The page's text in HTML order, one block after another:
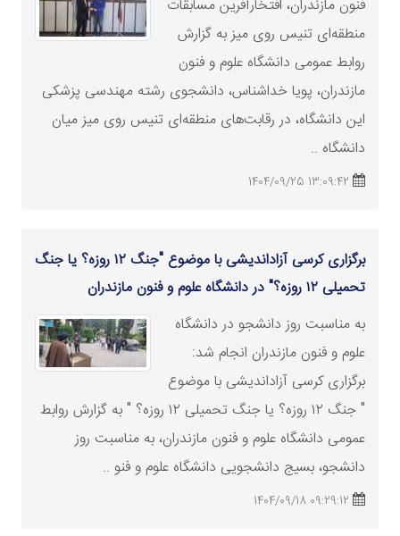
فنون مازندران، افتخارآفرین مسابقات
منطقه‌ای تنیس روی میز به گزارش
روابط عمومی دانشگاه علوم و فنون
مازندران، پویا خداشناس، دانشجوی رشته مهندسی پزشکی
این دانشگاه، در رقابت‌های منطقه‌ای تنیس روی میز میان
دانشگاه‌ ..
13:09:42 1404/09/25
برگزاری کرسی آزاداندیشی با موضوع "جنگ ۱۲ روزه؟ یا جنگ
تحمیلی ۱۲ روزه؟" در دانشگاه علوم و فنون مازندران
به مناسبت روز دانشجو در دانشگاه
علوم و فنون مازندران انجام شد:
برگزاری کرسی آزاداندیشی با موضوع
" جنگ ۱۲ روزه؟ یا جنگ تحمیلی ۱۲ روزه؟ " به گزارش روابط
عمومی دانشگاه علوم و فنون مازندران، به مناسبت روز
دانشجو، بسیج دانشجویی دانشگاه علوم و فنو ..
09:29:12 1404/09/18